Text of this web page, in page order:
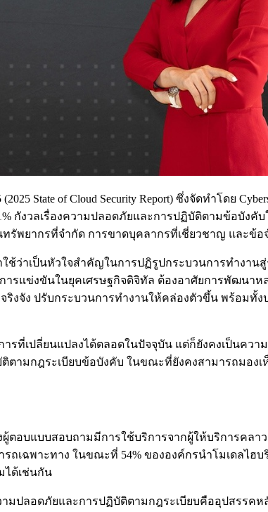
State of Cloud Security Report) ซึ่งจัดทำโดย
กังวลเรื่องความปลอดภัยและการปฏิบัติตามข้อบังคั
รัพยากรที่จำกัด การขาดบุคลากรที่เชี่ยวชาญ และข้
ช้ว่าเป็นหัวใจสำคัญในการปฏิรูปกระบวนการทำงา
ารแข่งขันในยุคเศรษฐกิจดิจิทัล ต้องอาศัยการพัฒนา
จริงจัง ปรับกระบวนการทำงานให้คล่องตัวขึ้น พร้อม
รที่เปลี่ยนแปลงได้ตลอดในปัจจุบัน แต่ก็ยังคงเป็นค
ามกฎระเบียบข้อบังคับ ในขณะที่ยังคงสามารถมอง
อบแบบสอบถามมีการใช้บริการจากผู้ให้บริการคลา
ฉพาะทาง ในขณะที่ 54% ขององค์กรนำโมเดลไฮ
ได้เช่นกัน
ปลอดภัยและการปฏิบัติตามกฎระเบียบคืออุปสรรคห